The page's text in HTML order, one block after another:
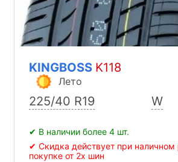
KINGBOSS K118
Лето
225/40 R19 W
✔ В наличии более 4 шт.
✔ Скидка действует при наличном
покупке от 2х шин